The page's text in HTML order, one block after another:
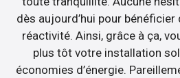
dès aujourd’hui pour
réactivité. Ainsi, grâce à ça,
plus tôt votre installation
économies d’énergie.